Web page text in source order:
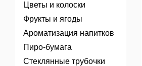
Цветы и колоски
Фрукты и ягоды
Ароматизация напитков
Пиро-бумага
Стеклянные трубочки